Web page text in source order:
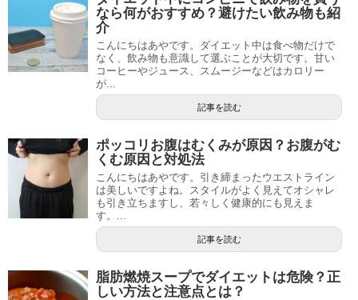
なら何がおすすめ？避けたい飲み物も紹
介
こんにちはあやです。ダイエット中は食べ物だけで
なく、飲み物も意識して選ぶことが大切です。甘い
コーヒーやジュース、スムージーなどはカロリー
が...
記事を読む
ポッコリお腹はむくみが原因？お腹がむ
くむ原因と対処法
こんにちはあやです。引き締まったウエストライン
は美しいですよね。スタイルがよく見えてオシャレ
も引き立ちますし、若々しく健康的にも見えま
す。...
記事を読む
脂肪燃焼スープでダイエットは危険？正
しい方法と注意点とは？